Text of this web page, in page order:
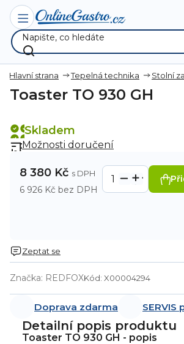
Přejít
obsah
Hlavní strana Tepelná technika Stolní
Toaster TO 930 GH
Značka: REDFOXKód: X00004294
Skladem
Možnosti doručení
8 380 Kč
6 926 Kč bez DPH
Zeptat se
Doprava zdarma SERVIS
Detailní popis produktu
Toaster TO 930 GH - popis